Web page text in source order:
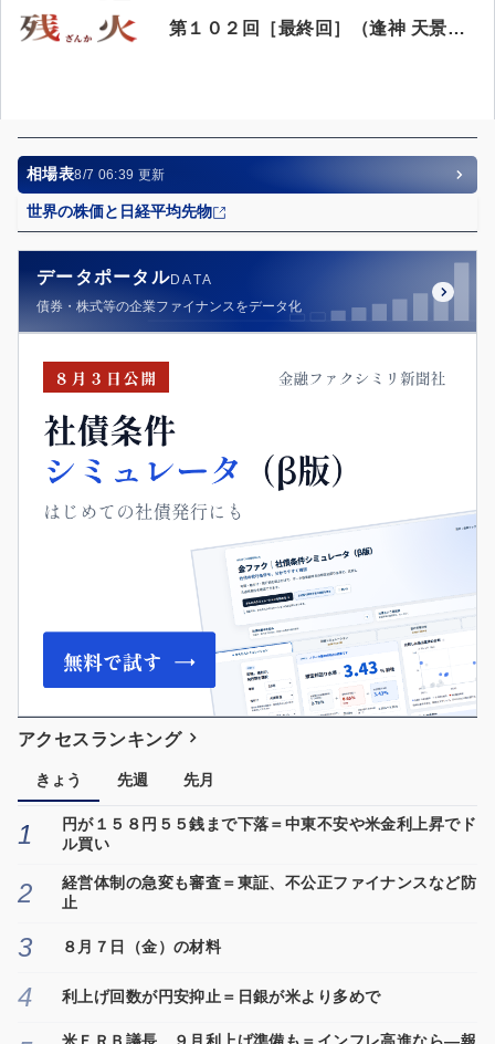
第１０２回［最終回］（逢神 天景著）
相場表8/7 06:39 更新
世界の株価と日経平均先物
データポータルDATA
債券・株式等の企業ファイナンスをデータ化
アクセスランキング
きょう 先週 先月
円が１５８円５５銭まで下落＝中東不安や米金利上昇でド
ル買い
経営体制の急変も審査＝東証、不公正ファイナンスなど防
止
８月７日（金）の材料
利上げ回数が円安抑止＝日銀が米より多めで